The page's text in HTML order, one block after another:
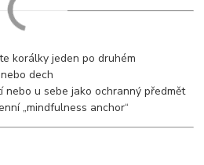
korálky jeden po druhém
dech
nebo u sebe jako ochranný předmět
„mindfulness anchor“